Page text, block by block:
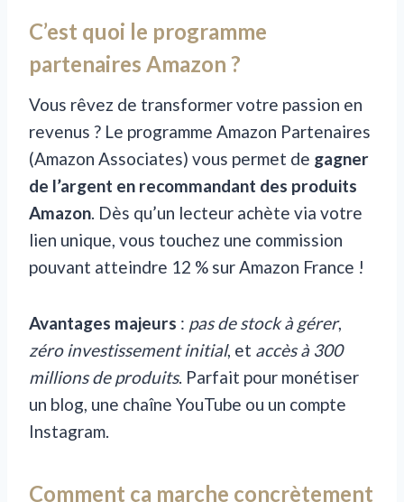
C’est quoi le programme
partenaires Amazon ?
Vous rêvez de transformer votre passion en
revenus ? Le programme Amazon Partenaires
(Amazon Associates) vous permet de gagner
de l’argent en recommandant des produits
Amazon. Dès qu’un lecteur achète via votre
lien unique, vous touchez une commission
pouvant atteindre 12 % sur Amazon France !
Avantages majeurs : pas de stock à gérer,
zéro investissement initial, et accès à 300
millions de produits. Parfait pour monétiser
un blog, une chaîne YouTube ou un compte
Instagram.
Comment ça marche concrètement